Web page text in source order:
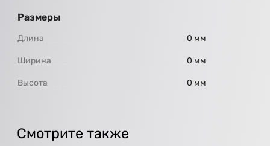
Размеры
Длина 0 мм
Ширина 0 мм
Высота 0 мм
Смотрите также